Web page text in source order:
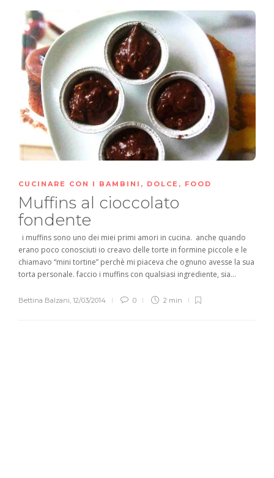
CUCINARE CON I BAMBINI , DOLCE , FOOD
Muffins al cioccolato
fondente
i muffins sono uno dei miei primi amori in cucina. anche quando
erano poco conosciuti io creavo delle torte in formine piccole e le
chiamavo “mini tortine” perchè mi piaceva che ognuno avesse la sua
torta personale. faccio i muffins con qualsiasi ingrediente, sia...
Bettina Balzani, 12/03/2014 0 2 min